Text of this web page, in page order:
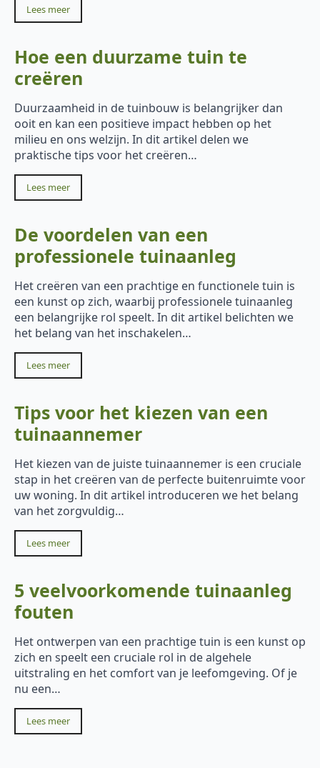
Lees meer
Hoe een duurzame tuin te
creëren
Duurzaamheid in de tuinbouw is belangrijker dan
ooit en kan een positieve impact hebben op het
milieu en ons welzijn. In dit artikel delen we
praktische tips voor het creëren…
Lees meer
De voordelen van een
professionele tuinaanleg
Het creëren van een prachtige en functionele tuin is
een kunst op zich, waarbij professionele tuinaanleg
een belangrijke rol speelt. In dit artikel belichten we
het belang van het inschakelen…
Lees meer
Tips voor het kiezen van een
tuinaannemer
Het kiezen van de juiste tuinaannemer is een cruciale
stap in het creëren van de perfecte buitenruimte voor
uw woning. In dit artikel introduceren we het belang
van het zorgvuldig…
Lees meer
5 veelvoorkomende tuinaanleg
fouten
Het ontwerpen van een prachtige tuin is een kunst op
zich en speelt een cruciale rol in de algehele
uitstraling en het comfort van je leefomgeving. Of je
nu een…
Lees meer